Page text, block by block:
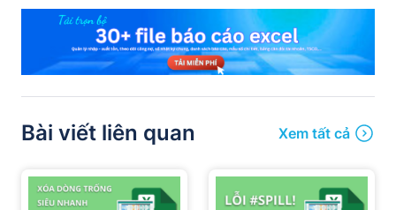
Bài viết liên quan Xem tất cả